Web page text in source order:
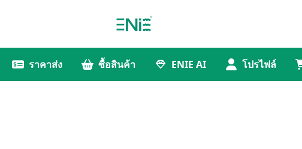
ราคาส่ง ซื้อสินค้า ENIE AI โปรไฟล์